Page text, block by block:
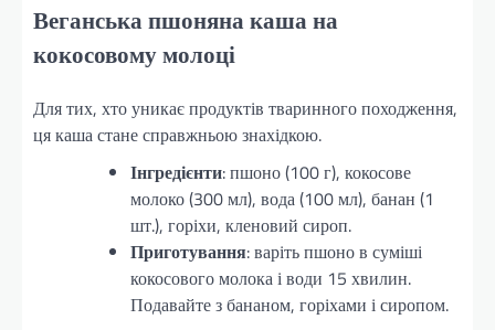
Веганська пшоняна каша на
кокосовому молоці
Для тих, хто уникає продуктів тваринного походження,
ця каша стане справжньою знахідкою.
Інгредієнти: пшоно (100 г), кокосове
молоко (300 мл), вода (100 мл), банан (1
шт.), горіхи, кленовий сироп.
Приготування: варіть пшоно в суміші
кокосового молока і води 15 хвилин.
Подавайте з бананом, горіхами і сиропом.